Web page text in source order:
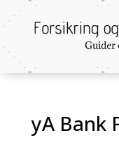
yA Bank